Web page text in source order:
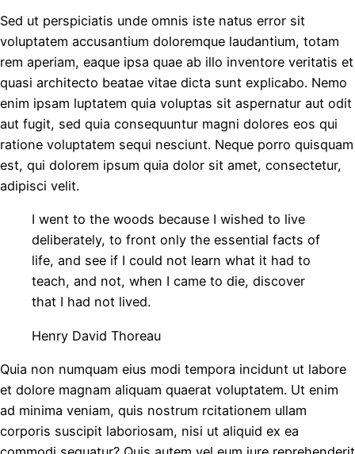
Sed ut perspiciatis unde omnis iste natus error sit
voluptatem accusantium doloremque laudantium, totam
rem aperiam, eaque ipsa quae ab illo inventore veritatis et
quasi architecto beatae vitae dicta sunt explicabo. Nemo
enim ipsam luptatem quia voluptas sit aspernatur aut odit
aut fugit, sed quia consequuntur magni dolores eos qui
ratione voluptatem sequi nesciunt. Neque porro quisquam
est, qui dolorem ipsum quia dolor sit amet, consectetur,
adipisci velit.
I went to the woods because I wished to live
deliberately, to front only the essential facts of
life, and see if I could not learn what it had to
teach, and not, when I came to die, discover
that I had not lived.
Henry David Thoreau
Quia non numquam eius modi tempora incidunt ut labore
et dolore magnam aliquam quaerat voluptatem. Ut enim
ad minima veniam, quis nostrum rcitationem ullam
corporis suscipit laboriosam, nisi ut aliquid ex ea